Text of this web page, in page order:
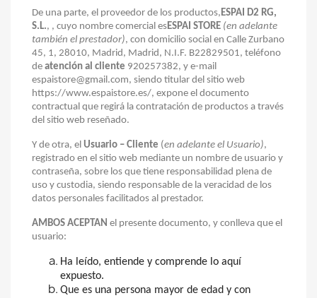
De una parte, el proveedor de los productos,ESPAI D2 RG,
S.L., , cuyo nombre comercial esESPAI STORE (en adelante
también el prestador), con domicilio social en Calle Zurbano
45, 1, 28010, Madrid, Madrid, N.I.F. B22829501, teléfono
de atención al cliente 920257382, y e-mail
espaistore@gmail.com, siendo titular del sitio web
https://www.espaistore.es/, expone el documento
contractual que regirá la contratación de productos a través
del sitio web reseñado.
Y de otra, el Usuario – Cliente (en adelante el Usuario),
registrado en el sitio web mediante un nombre de usuario y
contraseña, sobre los que tiene responsabilidad plena de
uso y custodia, siendo responsable de la veracidad de los
datos personales facilitados al prestador.
AMBOS ACEPTAN el presente documento, y conlleva que el
usuario:
Ha leído, entiende y comprende lo aquí
expuesto.
Que es una persona mayor de edad y con